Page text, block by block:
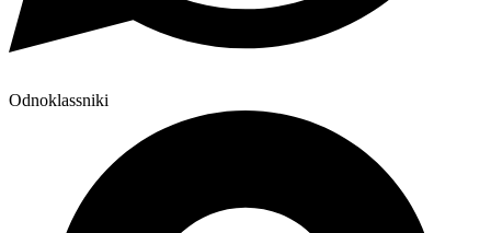
Odnoklassniki